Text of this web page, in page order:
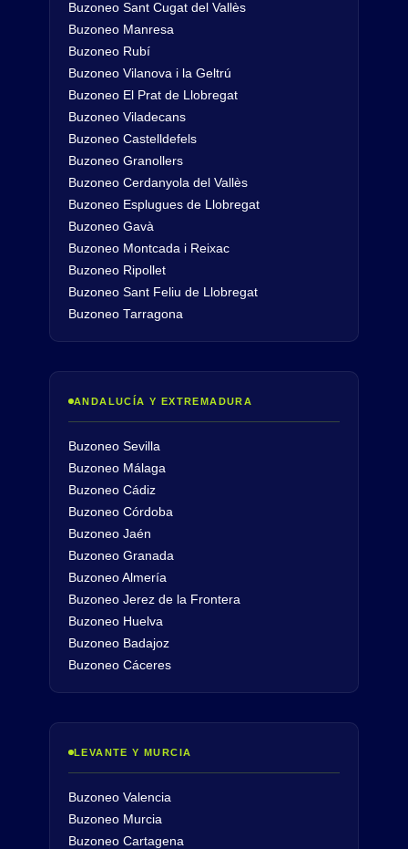
Buzoneo Sant Cugat del Vallès
Buzoneo Manresa
Buzoneo Rubí
Buzoneo Vilanova i la Geltrú
Buzoneo El Prat de Llobregat
Buzoneo Viladecans
Buzoneo Castelldefels
Buzoneo Granollers
Buzoneo Cerdanyola del Vallès
Buzoneo Esplugues de Llobregat
Buzoneo Gavà
Buzoneo Montcada i Reixac
Buzoneo Ripollet
Buzoneo Sant Feliu de Llobregat
Buzoneo Tarragona
ANDALUCÍA Y EXTREMADURA
Buzoneo Sevilla
Buzoneo Málaga
Buzoneo Cádiz
Buzoneo Córdoba
Buzoneo Jaén
Buzoneo Granada
Buzoneo Almería
Buzoneo Jerez de la Frontera
Buzoneo Huelva
Buzoneo Badajoz
Buzoneo Cáceres
LEVANTE Y MURCIA
Buzoneo Valencia
Buzoneo Murcia
Buzoneo Cartagena